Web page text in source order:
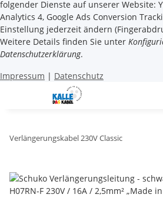
folgender Dienste auf unserer Website:
Analytics 4, Google Ads Conversion
Einstellung jederzeit ändern
Weitere Details finden Sie unter
Datenschutzerklärung.
Impressum | Datenschutz
Verlängerungskabel 230V Classic